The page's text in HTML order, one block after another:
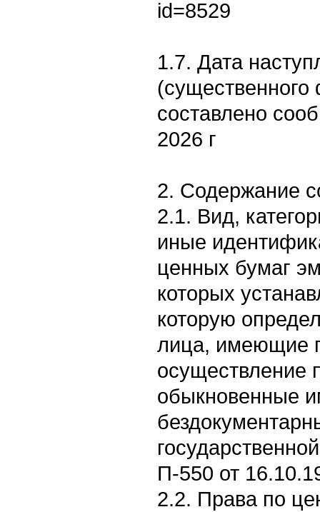
id=8529
1.7. Дата
(существенного
составлено
2026 г
2. Содержание
2.1. Вид,
иные
ценных бумаг
которых
которую
лица, имеющие
осуществление
обыкновенные
П-550 от
2.2. Права по